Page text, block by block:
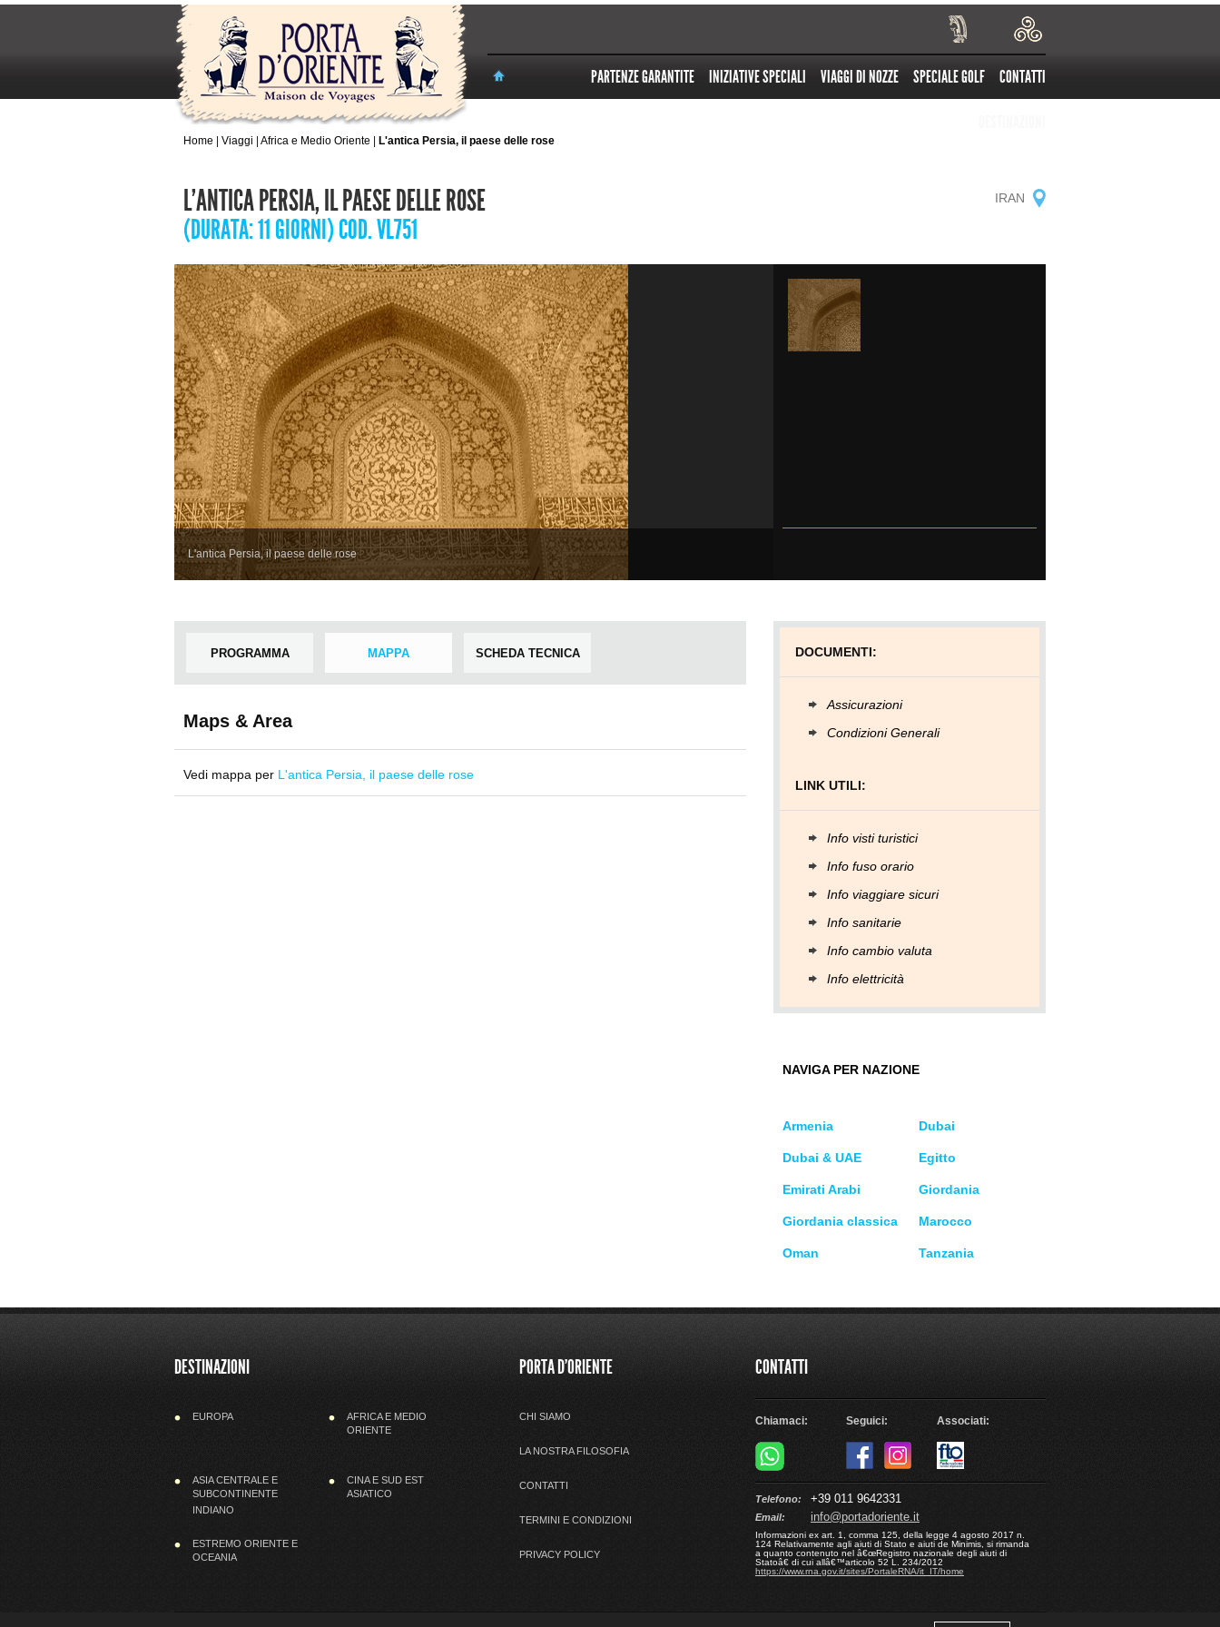
CONTATTI
SPECIALE GOLF
VIAGGI DI NOZZE
INIZIATIVE SPECIALI
PARTENZE GARANTITE
Home Viaggi Africa e Medio Oriente L'antica Persia, il paese delle rose
L'ANTICA PERSIA, IL PAESE DELLE ROSE
(DURATA: 11 GIORNI) COD. VL751
IRAN
L'antica Persia, il paese delle rose
PROGRAMMA MAPPA SCHEDA TECNICA
Maps & Area
Vedi mappa per L'antica Persia, il paese delle rose
DOCUMENTI:
Assicurazioni
Condizioni Generali
LINK UTILI:
Info visti turistici
Info fuso orario
Info viaggiare sicuri
Info sanitarie
Info cambio valuta
Info elettricità
NAVIGA PER NAZIONE
Armenia Dubai
Dubai & UAE Egitto
Emirati Arabi Giordania
Giordania classica Marocco
Oman Tanzania
DESTINAZIONI
EUROPA AFRICA E MEDIO
ORIENTE
ASIA CENTRALE E
SUBCONTINENTE
INDIANO
CINA E SUD EST
ASIATICO
ESTREMO ORIENTE E
OCEANIA
PORTA D'ORIENTE
CHI SIAMO
LA NOSTRA FILOSOFIA
CONTATTI
TERMINI E CONDIZIONI
PRIVACY POLICY
CONTATTI
Chiamaci: Seguici: Associati:
Telefono: +39 011 9642331
Email: info@portadoriente.it
Informazioni ex art. 1, comma 125, della legge 4 agosto 2017 n.
124 Relativamente agli aiuti di Stato e aiuti de Minimis, si rimanda
a quanto contenuto nel â€œRegistro nazionale degli aiuti di
Statoâ€ di cui allâ€™articolo 52 L. 234/2012
https://www.rna.gov.it/sites/PortaleRNA/it_IT/home